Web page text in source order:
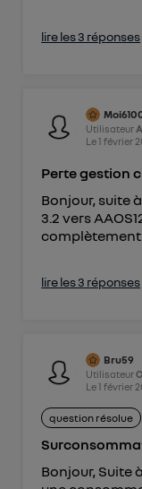
lire les 3 réponses
Utilisateur
Le1 février
Perte gestion
Bonjour, suite
3.2 vers
complètement
lire les 3 réponses
Bru59
Utilisateur
Le1 février
question résolue
Bonjour, Suite